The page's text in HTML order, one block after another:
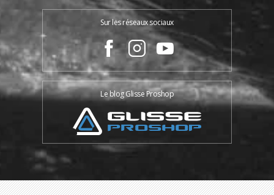
Sur les réseaux sociaux
Le blog Glisse Proshop